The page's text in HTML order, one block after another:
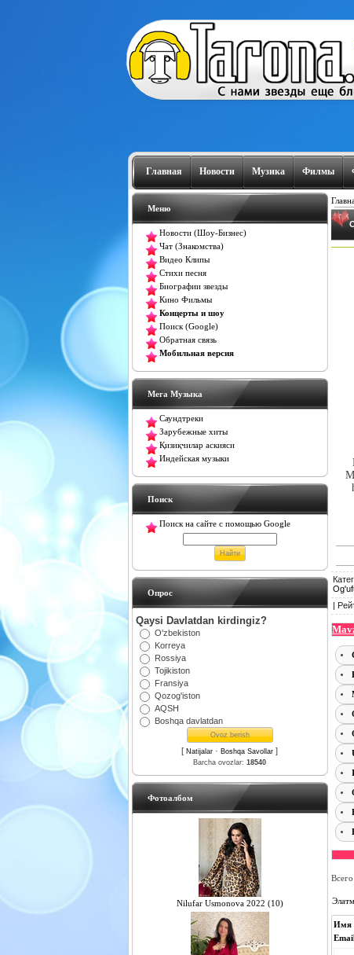
Главная Новости Музика Филмы
Меню
Новости (Шоу-Бизнес)
Чат (Знакомства)
Видео Клипы
Стихи песня
Биографии звезды
Кино Фильмы
Концерты и шоу
Поиск (Google)
Обратная связь
Мобильная версия
Мега Музыка
Саундтреки
Зарубежные хиты
Қизиқчилар аскияси
Индейская музыки
Поиск
Поиск на сайте с помощью Google
Oпрос
Qaysi Davlatdan kirdingiz?
O'zbekiston
Korreya
Rossiya
Tojikiston
Fransiya
Qozog'iston
AQSH
Boshqa davlatdan
[ Natijalar · Boshqa Savollar ]
Barcha ovozlar: 18540
Фотоалбом
Nilufar Usmonova 2022 (10)
|
Имя